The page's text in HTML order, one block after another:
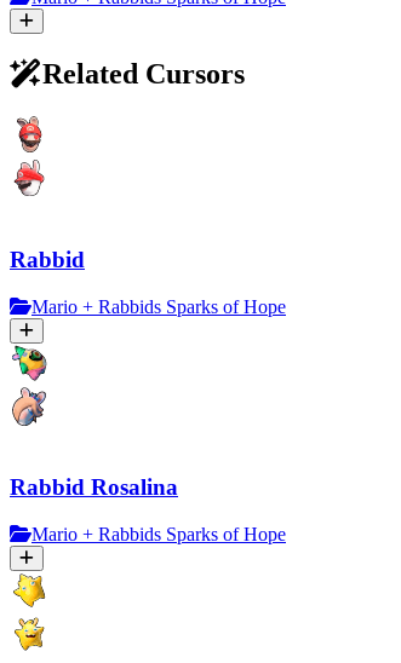
Related Cursors
Rabbid
Mario + Rabbids Sparks of Hope
Rabbid Rosalina
Mario + Rabbids Sparks of Hope